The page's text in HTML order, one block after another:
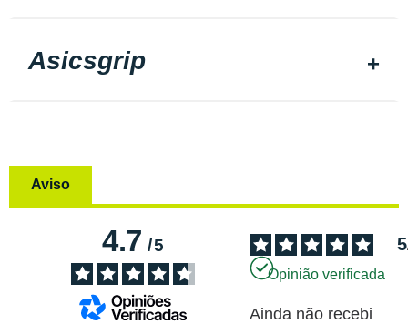
Asicsgrip
Aviso
4.7/5 5
Opinião verificada
Ainda não recebi